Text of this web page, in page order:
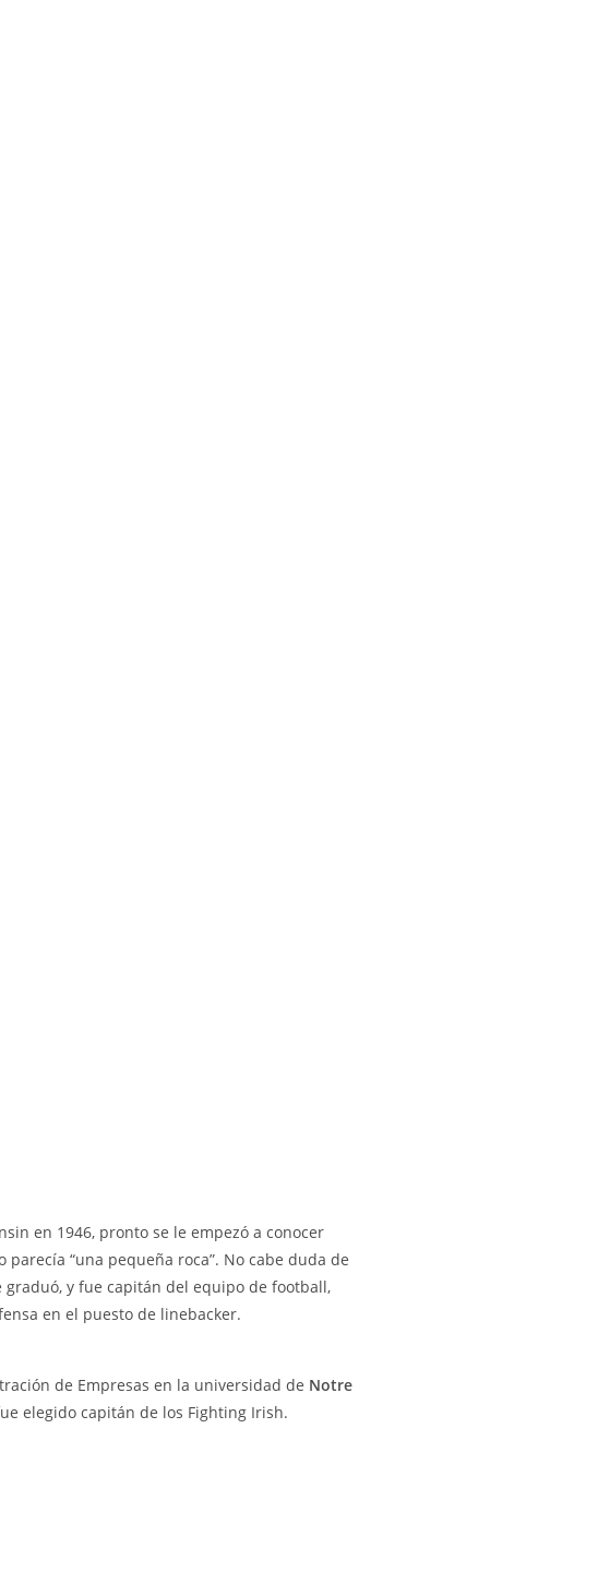
en 1946, pronto se le empezó a conocer
“una pequeña roca”. No cabe duda de
graduó, y fue capitán del equipo de football,
en el puesto de linebacker.
de Empresas en la universidad de Notre
elegido capitán de los Fighting Irish.